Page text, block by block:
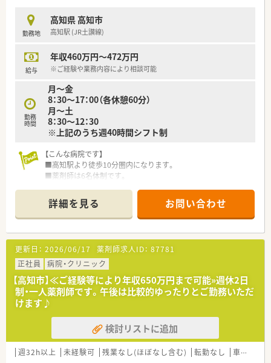
【こんな方におススメ】
■地元の病院でお勤め希望の方
などなどお問い合わせお待ちしております♪
勤務地
高知県 高知市
高知駅 (JR土讃線)
給与
年収460万円～472万円
※ご経験や業務内容により相談可能
勤務
時間
月～金
8：30～17：00（各休憩60分）
月～土
8：30～12：30
※上記のうち週40時間シフト制
【こんな病院です】
■高知駅より徒歩10分圏内になります。
■薬剤師は6名体制です。
【業務内容】
■院外に処方をだしており入院患者の対応がメインになりま
す。
■総合科目を診療しております。
【法人概要】
■高知市の中央に位置し昭和42年に民間で初めての救急病院と
してスタートしております。24時間の救急医療からリハビリテ
ーションまで総合病院として一貫した医療提供体制を整えてお
ります。
■令和元年12月に介護保険法の改定にともない、介護療養病床
を介護医療院へ転換しております。高齢化が進む昨今の社会状
況に対応していくことを目標に努められております。
■市道北側の２つの病棟を順次改築・免震化しより安全で快適な
療養環境の実現を進めております。
詳細を見る お問い合わせ
更新日： 2026/06/17 薬剤師求人ID： 87781
正社員
病院・クリニック
【高知市】≪ご経験等により年収650万円まで可能»週休2日
制・一人薬剤師です。午後は比較的ゆったりとご勤務いただ
けます♪
検討リストに追加
週32h以上 未経験可 残業なし(ほぼなし含む) 転勤なし 車通勤可